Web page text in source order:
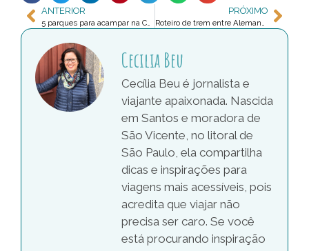
ANTERIOR PRÓXIMO
Cecilia Beu
Cecília Beu é jornalista e
viajante apaixonada. Nascida
em Santos e moradora de
São Vicente, no litoral de
São Paulo, ela compartilha
dicas e inspirações para
viagens mais acessíveis, pois
acredita que viajar não
precisa ser caro. Se você
está procurando inspiração